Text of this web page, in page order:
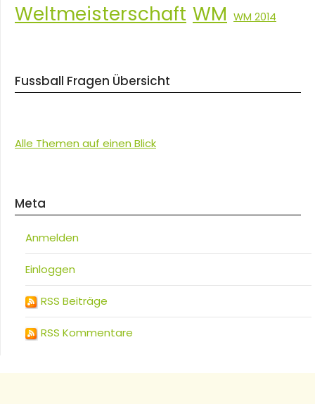
Weltmeisterschaft WM WM 2014
Fussball Fragen Übersicht
Alle Themen auf einen Blick
Meta
Anmelden
Einloggen
RSS Beiträge
RSS Kommentare